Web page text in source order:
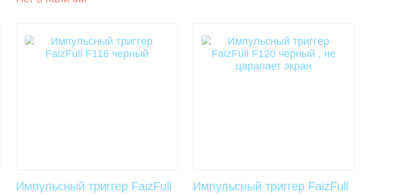
Импульсный триггер FaizFull
Импульсный триггер FaizFull